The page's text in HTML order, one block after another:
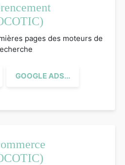
pages des moteurs de
GOOGLE ADS...